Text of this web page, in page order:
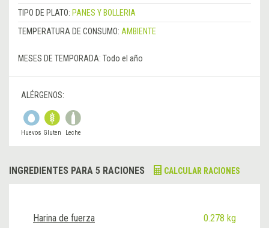
TIPO DE PLATO: PANES Y BOLLERIA
TEMPERATURA DE CONSUMO: AMBIENTE
MESES DE TEMPORADA: Todo el año
ALÉRGENOS:
Huevos Gluten Leche
INGREDIENTES PARA 5 RACIONES CALCULAR RACIONES
Harina de fuerza
0.278 kg